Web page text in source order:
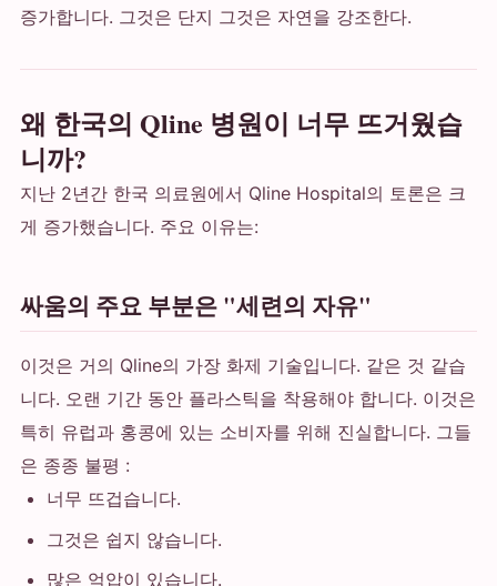
증가합니다. 그것은 단지 그것은 자연을 강조한다.
왜 한국의 Qline 병원이 너무 뜨거웠습
니까?
지난 2년간 한국 의료원에서 Qline Hospital의 토론은 크
게 증가했습니다. 주요 이유는:
싸움의 주요 부분은 "세련의 자유"
이것은 거의 Qline의 가장 화제 기술입니다. 같은 것 같습
니다. 오랜 기간 동안 플라스틱을 착용해야 합니다. 이것은
특히 유럽과 홍콩에 있는 소비자를 위해 진실합니다. 그들
은 종종 불평 :
너무 뜨겁습니다.
그것은 쉽지 않습니다.
많은 억압이 있습니다.